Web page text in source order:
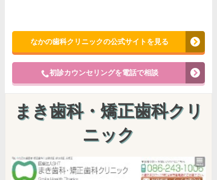
なかの歯科クリニックの公式サイトを見る
初診カウンセリングを電話で相談
まき歯科・矯正歯科クリ
ニック